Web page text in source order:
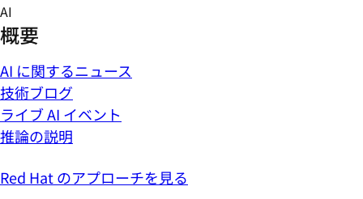
Skip
to
content
AI
概要
AI に関するニュース
技術ブログ
ライブ AI イベント
推論の説明
Red Hat のアプローチを見る